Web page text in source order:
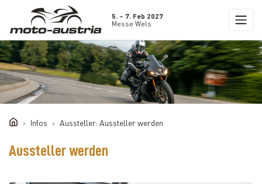
5. – 7. Feb 2027
Messe Wels
Infos Aussteller: Aussteller werden
Aussteller werden